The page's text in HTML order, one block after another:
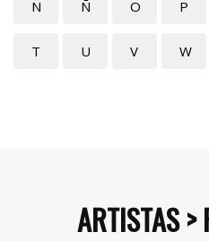
N Ñ O P
T U V W
ARTISTAS >